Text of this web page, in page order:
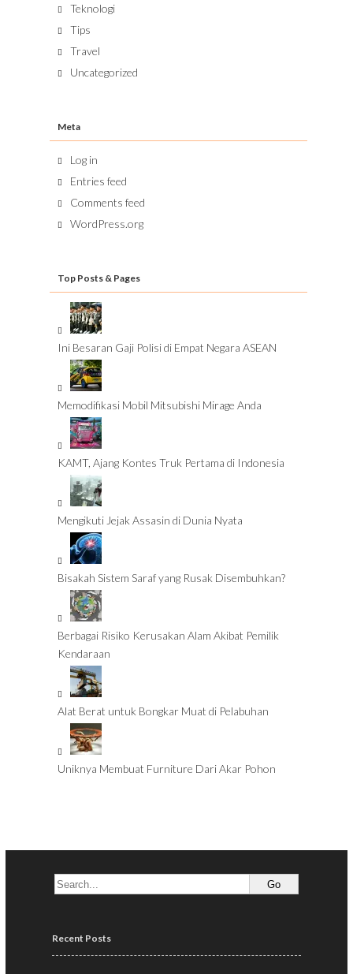
Teknologi
Tips
Travel
Uncategorized
Meta
Log in
Entries feed
Comments feed
WordPress.org
Top Posts & Pages
Ini Besaran Gaji Polisi di Empat Negara ASEAN
Memodifikasi Mobil Mitsubishi Mirage Anda
KAMT, Ajang Kontes Truk Pertama di Indonesia
Mengikuti Jejak Assasin di Dunia Nyata
Bisakah Sistem Saraf yang Rusak Disembuhkan?
Berbagai Risiko Kerusakan Alam Akibat Pemilik
Kendaraan
Alat Berat untuk Bongkar Muat di Pelabuhan
Uniknya Membuat Furniture Dari Akar Pohon
Recent Posts